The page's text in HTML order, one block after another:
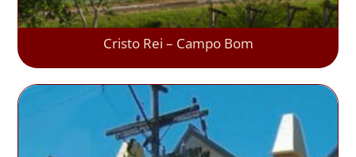
Cristo Rei – Campo Bom